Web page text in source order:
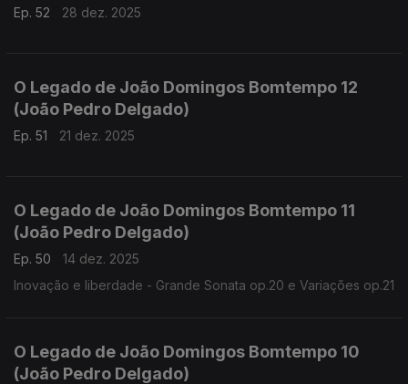
Ep. 52 28 dez. 2025
O Legado de João Domingos Bomtempo 12
(João Pedro Delgado)
Ep. 51 21 dez. 2025
O Legado de João Domingos Bomtempo 11
(João Pedro Delgado)
Ep. 50
14 dez. 2025
Inovação e liberdade - Grande Sonata op.20 e Variações op.21
O Legado de João Domingos Bomtempo 10
(João Pedro Delgado)